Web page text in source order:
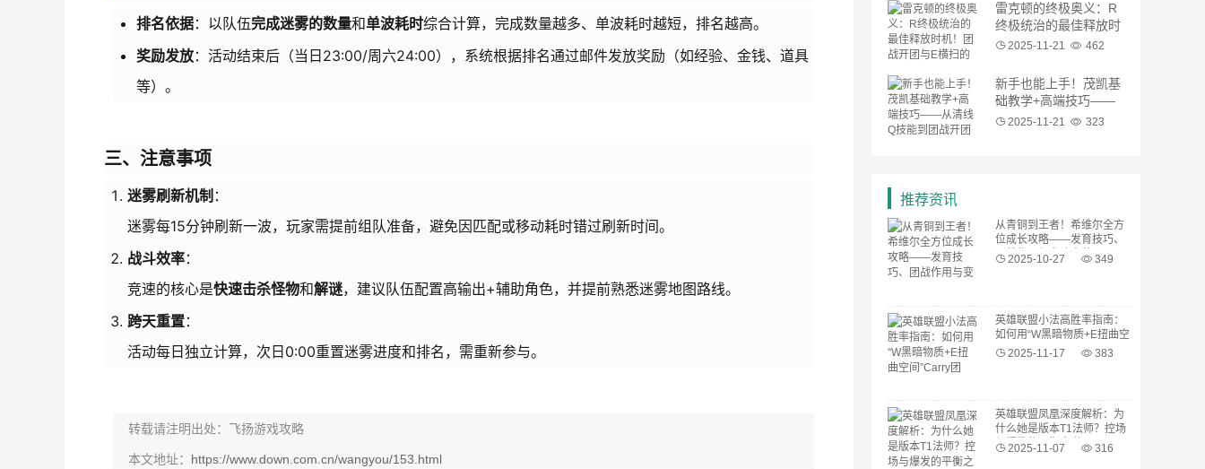
排名依据：以队伍完成迷雾的数量和单波耗时综合计算，完成数量越多、单波耗时越短，排名越高。
奖励发放：活动结束后（当日23:00/周六24:00），系统根据排名通过邮件发放奖励（如经验、金钱、道具
等）。
三、注意事项
迷雾刷新机制 ：
迷雾每15分钟刷新一波，玩家需提前组队准备，避免因匹配或移动耗时错过刷新时间。
战斗效率：
竞速的核心是快速击杀怪物和解谜，建议队伍配置高输出+辅助角色，并提前熟悉迷雾地图路线。
跨天重置：
活动每日独立计算，次日0:00重置迷雾进度和排名，需重新参与。
转载请注明出处：飞扬游戏攻略
本文地址： https://www.down.com.cn/wangyou/153.html
雷克顿的终极奥义：R
终极统治的最佳释放时
机！团战开团与E横扫
2025-11-21 462
新手也能上手！茂凯基
础教学+高端技巧——
从清线Q技能到团战开
2025-11-21 323
推荐资讯
从青铜到王者！希维尔全方
位成长攻略——发育技巧、
团战作用与变阵出装
2025-10-27 349
英雄联盟小法高胜率指南：
如何用“W黑暗物质+E扭曲空
间”Carry团队？连招细节与
2025-11-17 383
英雄联盟凤凰深度解析：为
什么她是版本T1法师？控场
与爆发的平衡之道
2025-11-07 316